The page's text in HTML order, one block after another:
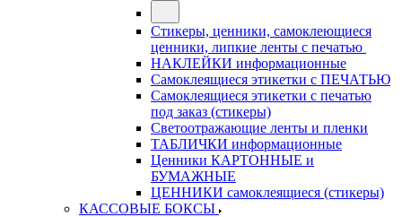
Стикеры, ценники, самоклеющиеся
ценники, липкие ленты с печатью
НАКЛЕЙКИ информационные
Самоклеящиеся этикетки с ПЕЧАТЬЮ
Самоклеящиеся этикетки с печатью
под заказ (стикеры)
Светоотражающие ленты и пленки
ТАБЛИЧКИ информационные
Ценники КАРТОННЫЕ и
БУМАЖНЫЕ
ЦЕННИКИ самоклеящиеся (стикеры)
КАССОВЫЕ БОКСЫ